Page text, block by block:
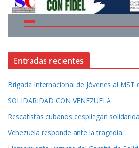
Entradas recientes
Brigada Internacional de Jóvenes al MST
SOLIDARIDAD CON VENEZUELA
Rescatistas cubanos despliegan
Venezuela responde ante la tragedia